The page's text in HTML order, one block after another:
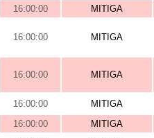
16:00:00 MITIGA
16:00:00 MITIGA
16:00:00 MITIGA
16:00:00 MITIGA
16:00:00 MITIGA